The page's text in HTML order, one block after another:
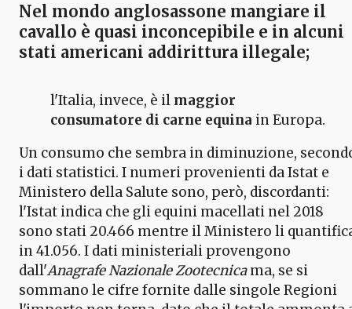
Nel mondo anglosassone mangiare il
cavallo è quasi inconcepibile e in alcuni
stati americani addirittura illegale;
l'Italia, invece, è il maggior
consumatore di carne equina in Europa.
Un consumo che sembra in diminuzione,
i dati statistici. I numeri provenienti da Istat e
Ministero della Salute sono, però, discordanti:
l'Istat indica che gli equini macellati nel 2018
sono stati 20.466 mentre il Ministero li
in 41.056. I dati ministeriali provengono
dall'Anagrafe Nazionale Zootecnicama, se si
sommano le cifre fornite dalle singole Regioni